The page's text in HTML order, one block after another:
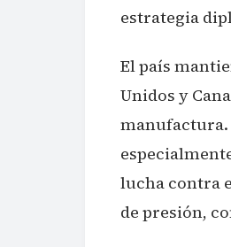
estrategia
El país
Unidos y
lucha contra
de presión,